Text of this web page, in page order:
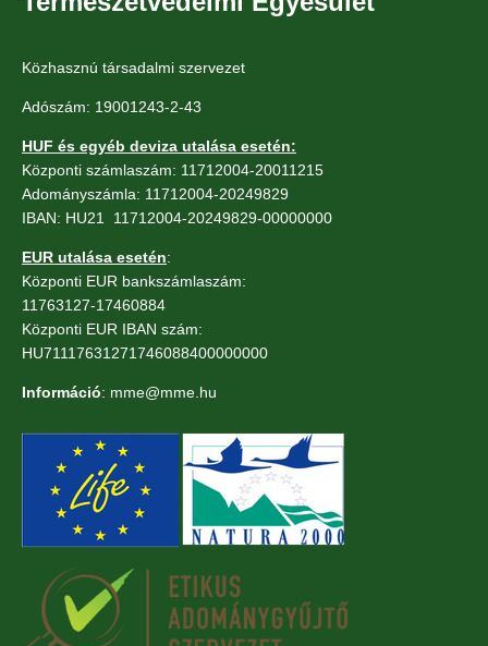
Közhasznú társadalmi szervezet
Adószám: 19001243-2-43
HUF és egyéb deviza utalása esetén:
Központi számlaszám: 11712004-20011215
Adományszámla: 11712004-20249829
IBAN: HU21 11712004-20249829-00000000
EUR utalása esetén:
Központi EUR bankszámlaszám:
11763127-17460884
Központi EUR IBAN szám:
HU71117631271746088400000000
Információ: mme@mme.hu